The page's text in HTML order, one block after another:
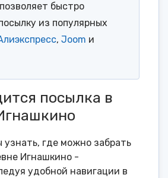
быстро
из популярных
, Joom и
посылка в
узнать, где можно забрать
Игнашкино -
удобной навигации в